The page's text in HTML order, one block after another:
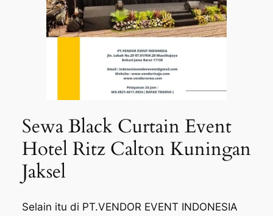
Sewa Black Curtain Event
Hotel Ritz Calton Kuningan
Jaksel
Selain itu di PT.VENDOR EVENT INDONESIA